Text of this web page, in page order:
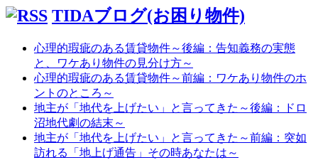
TIDAブログ(お困り物件)
心理的瑕疵のある賃貸物件～後編：告知義務の実態
と、ワケあり物件の見分け方～
心理的瑕疵のある賃貸物件～前編：ワケあり物件のホ
ントのところ～
地主が「地代を上げたい」と言ってきた～後編：ドロ
沼地代劇の結末～
地主が「地代を上げたい」と言ってきた～前編：突如
訪れる「地上げ通告」その時あなたは～